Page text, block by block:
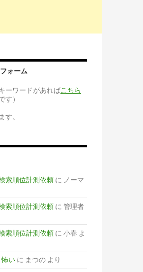
ォーム
ーワードがあればこちら
す）
す。
索順位計測依頼 に ノーマ
索順位計測依頼 に 管理者
索順位計測依頼 に 小春 よ
怖い に まつの より